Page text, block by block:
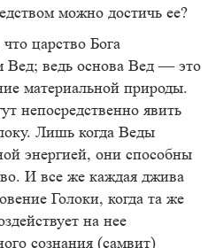
можно достичь ее?
царство Бога
Вед; ведь основа Вед — это
материальной природы.
непосредственно явить
Лишь когда Веды
энергией, они способны
И все же каждая джива
Голоки, когда та же
на нее
сознания (самвит)